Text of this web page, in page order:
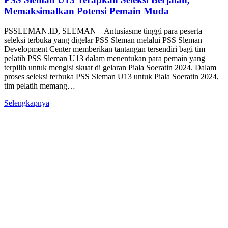
Memaksimalkan Potensi Pemain Muda
PSSLEMAN.ID, SLEMAN – Antusiasme tinggi para peserta
seleksi terbuka yang digelar PSS Sleman melalui PSS Sleman
Development Center memberikan tantangan tersendiri bagi tim
pelatih PSS Sleman U13 dalam menentukan para pemain yang
terpilih untuk mengisi skuat di gelaran Piala Soeratin 2024. Dalam
proses seleksi terbuka PSS Sleman U13 untuk Piala Soeratin 2024,
tim pelatih memang…
Selengkapnya